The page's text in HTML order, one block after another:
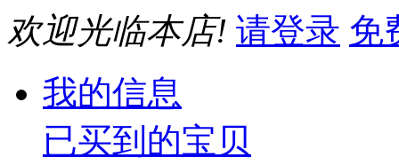
欢迎光临本店! 请登录 免
我的信息
已买到的宝贝